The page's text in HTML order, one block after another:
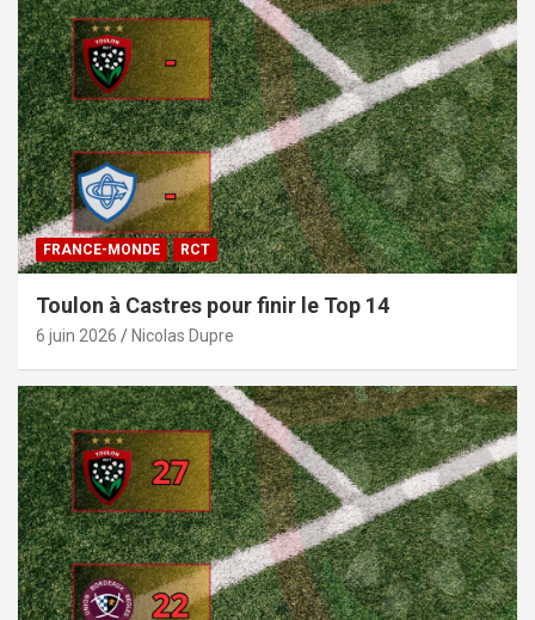
FRANCE-MONDE RCT
Toulon à Castres pour finir le Top 14
6 juin 2026 Nicolas Dupre